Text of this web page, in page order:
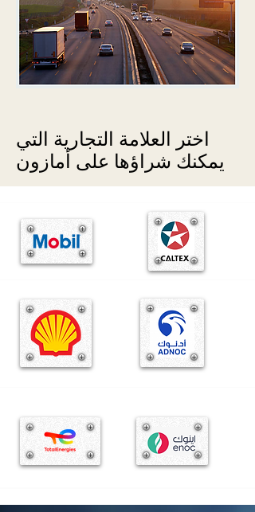
اختر العلامة التجارية التي
يمكنك شراؤها على أمازون